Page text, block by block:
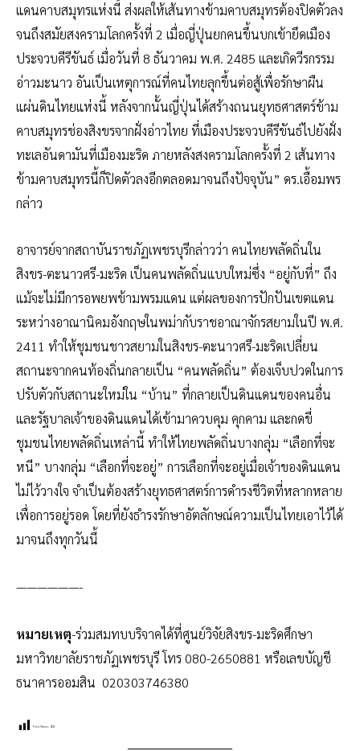
แดนคาบสมุทรแห่งนี้ ส่งผลให้เส้นทางข้ามคาบสมุทรต้องปิดตัวลง
จนถึงสมัยสงครามโลกครั้งที่ 2 เมื่อญี่ปุ่นยกคนขึ้นบกเข้ายึดเมือง
ประจวบคีรีขันธ์ เมื่อวันที่ 8 ธันวาคม พ.ศ. 2485 และเกิดวีรกรรม
อ่าวมะนาว อันเป็นเหตุการณ์ที่คนไทยลุกขึ้นต่อสู้เพื่อรักษาผืน
แผ่นดินไทยแห่งนี้ หลังจากนั้นญี่ปุ่นได้สร้างถนนยุทธศาสตร์ข้าม
คาบสมุทรช่องสิงขรจากฝั่งอ่าวไทย ที่เมืองประจวบคีรีขันธ์ไปยังฝั่ง
ทะเลอันดามันที่เมืองมะริด ภายหลังสงครามโลกครั้งที่ 2 เส้นทาง
ข้ามคาบสมุทรนี้ก็ปิดตัวลงอีกตลอดมาจนถึงปัจจุบัน” ดร.เอื้อมพร
กล่าว
อาจารย์จากสถาบันราชภัฏเพชรบุรีกล่าวว่า คนไทยพลัดถิ่นใน
สิงขร-ตะนาวศรี-มะริด เป็นคนพลัดถิ่นแบบใหม่ซึ่ง “อยู่กับที่” ถึง
แม้จะไม่มีการอพยพข้ามพรมแดน แต่ผลของการปักปันเขตแดน
ระหว่างอาณานิคมอังกฤษในพม่ากับราชอาณาจักรสยามในปี พ.ศ.
2411 ทำให้ชุมชนชาวสยามในสิงขร-ตะนาวศรี-มะริดเปลี่ยน
สถานะจากคนท้องถิ่นกลายเป็น “คนพลัดถิ่น” ต้องเจ็บปวดในการ
ปรับตัวกับสถานะใหม่ใน “บ้าน” ที่กลายเป็นดินแดนของคนอื่น
และรัฐบาลเจ้าของดินแดนได้เข้ามาควบคุม คุกคาม และกดขี่
ชุมชนไทยพลัดถิ่นเหล่านี้ ทำให้ไทยพลัดถิ่นบางกลุ่ม “เลือกที่จะ
หนี” บางกลุ่ม “เลือกที่จะอยู่” การเลือกที่จะอยู่เมื่อเจ้าของดินแดน
ไม่ไว้วางใจ จำเป็นต้องสร้างยุทธศาสตร์การดำรงชีวิตที่หลากหลาย
เพื่อการอยู่รอด โดยที่ยังธำรงรักษาอัตลักษณ์ความเป็นไทยเอาไว้ได้
มาจนถึงทุกวันนี้
——————-
หมายเหตุ-ร่วมสมทบบริจาคได้ที่ศูนย์วิจัยสิงขร-มะริดศึกษา
มหาวิทยาลัยราชภัฏเพชรบุรี โทร 080-2650881 หรือเลขบัญชี
ธนาคารออมสิน 020303746380
Post Views: 401